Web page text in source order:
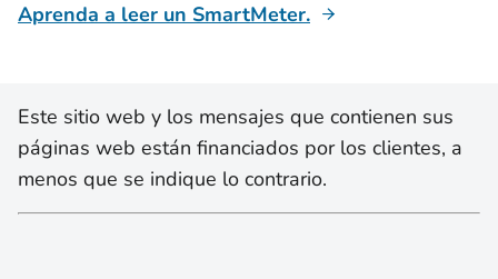
Aprenda a leer un SmartMeter.
Este sitio web y los mensajes que contienen sus
páginas web están financiados por los clientes, a
menos que se indique lo contrario.